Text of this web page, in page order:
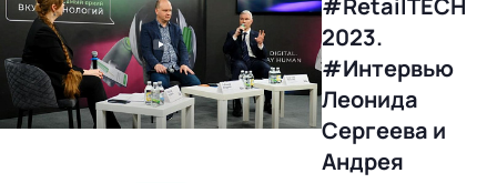
#RetailTECH
2023.
#Интервью
Леонида
Сергеева и
Андрея